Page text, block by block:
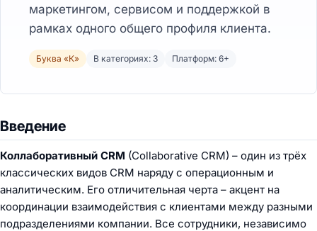
маркетингом, сервисом и поддержкой в
рамках одного общего профиля клиента.
Буква «К» В категориях: 3 Платформ: 6+
Введение
Коллаборативный CRM (Collaborative CRM) – один из трёх
классических видов CRM наряду с операционным и
аналитическим. Его отличительная черта – акцент на
координации взаимодействия с клиентами между разными
подразделениями компании. Все сотрудники, независимо